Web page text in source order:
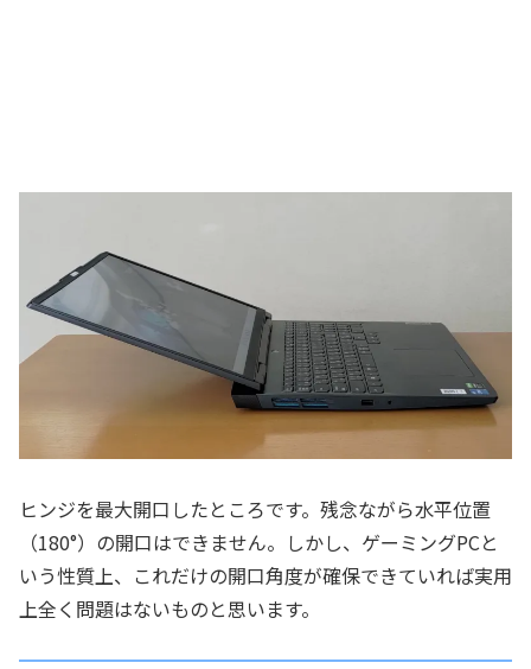
ヒンジを最大開口したところです。残念ながら水平位置
（180°）の開口はできません。しかし、ゲーミングPCと
いう性質上、これだけの開口角度が確保できていれば実用
上全く問題はないものと思います。